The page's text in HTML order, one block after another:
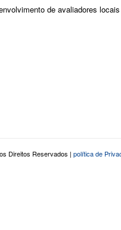
de avaliadores
Direitos Reservados | política de